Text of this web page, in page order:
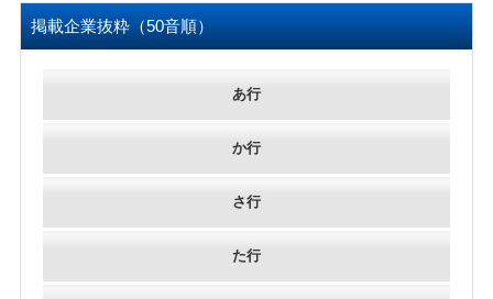
掲載企業抜粋（50音順）
あ行
か行
さ行
た行